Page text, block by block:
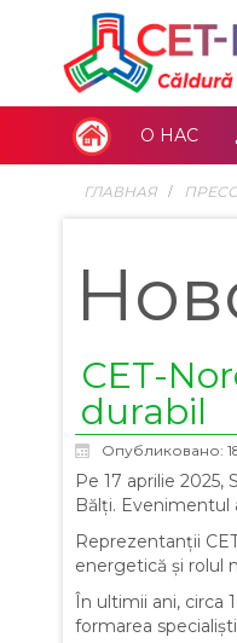
О НАС
ГЛАВНАЯ
CET-
durabil
Опубликовано:
Pe 17 aprilie 2025,
Bălți. Evenimentul
Reprezentanții
energetică și rolul
În ultimii ani, circa
formarea